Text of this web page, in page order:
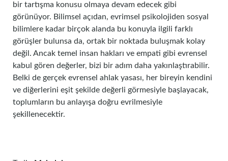
bir tartışma konusu olmaya devam edecek gibi
görünüyor. Bilimsel açıdan, evrimsel psikolojiden sosyal
bilimlere kadar birçok alanda bu konuyla ilgili farklı
görüşler bulunsa da, ortak bir noktada buluşmak kolay
değil. Ancak temel insan hakları ve empati gibi evrensel
kabul gören değerler, bizi bir adım daha yakınlaştırabilir.
Belki de gerçek evrensel ahlak yasası, her bireyin kendini
ve diğerlerini eşit şekilde değerli görmesiyle başlayacak,
toplumların bu anlayışa doğru evrilmesiyle
şekillenecektir.